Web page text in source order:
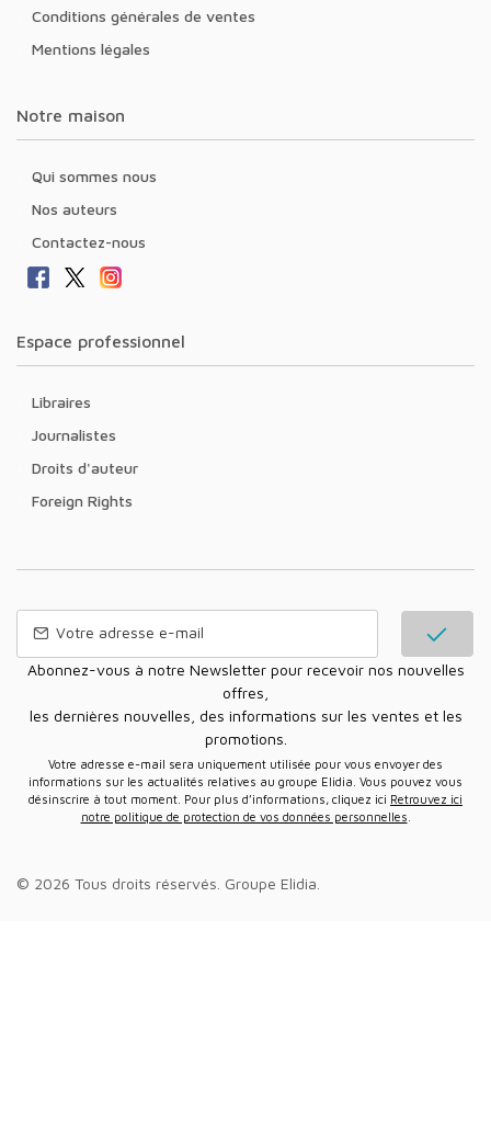
Conditions générales de ventes
Mentions légales
Notre maison
Qui sommes nous
Nos auteurs
Contactez-nous
Espace professionnel
Libraires
Journalistes
Droits d'auteur
Foreign Rights
Abonnez-vous à notre Newsletter pour recevoir nos nouvelles
offres,
les dernières nouvelles, des informations sur les ventes et les
promotions.
Votre adresse e-mail sera uniquement utilisée pour vous envoyer des
informations sur les actualités relatives au groupe Elidia. Vous pouvez vous
désinscrire à tout moment. Pour plus d’informations, cliquez ici Retrouvez ici
notre politique de protection de vos données personnelles
© 2026 Tous droits réservés. Groupe Elidia